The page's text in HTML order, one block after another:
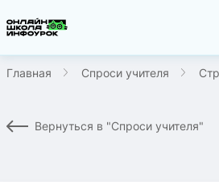
Главная Спроси учителя
Вернуться в "Спроси учителя"